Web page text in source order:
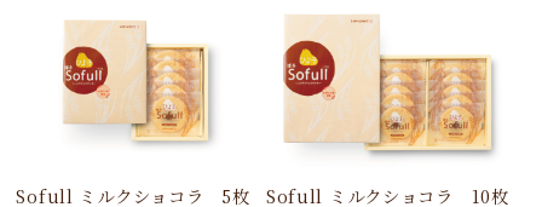
Sofull ミルクショコラ 5枚
Sofull ミルクショコラ 10枚